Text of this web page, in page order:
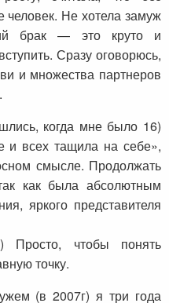
Не хотела замуж
брак — это круто и
Сразу оговорюсь,
и множества партнеров
когда мне было 16)
и всех тащила на себе»,
смысле. Продолжать
как была абсолютным
яркого представителя
Просто, чтобы понять
точку.
(в 2007г) я три года